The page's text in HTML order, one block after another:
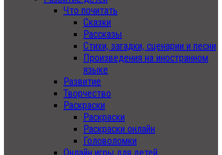
Что почитать
Сказки
Рассказы
Стихи, загадки, сценарии и песни
Произведения на иностранном
языке
Развитие
Творчество
Раскраски
Раскраски
Раскраски онлайн
Головоломки
Онлайн игры для детей